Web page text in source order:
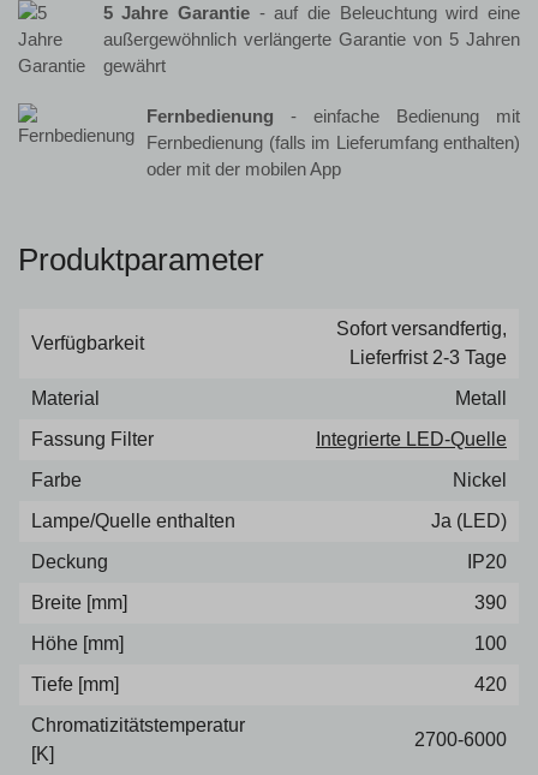
5 Jahre Garantie - auf die Beleuchtung wird eine
außergewöhnlich verlängerte Garantie von 5 Jahren
gewährt
Fernbedienung - einfache Bedienung mit
Fernbedienung (falls im Lieferumfang enthalten)
oder mit der mobilen App
Produktparameter
Verfügbarkeit
Sofort versandfertig,
Lieferfrist 2-3 Tage
Material
Metall
Fassung Filter
Integrierte LED-Quelle
Farbe
Nickel
Lampe/Quelle enthalten
Ja (LED)
Deckung
IP20
Breite [mm]
390
Höhe [mm]
100
Tiefe [mm]
420
Chromatizitätstemperatur
[K]
2700-6000